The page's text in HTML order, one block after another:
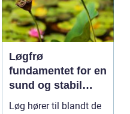
Løgfrø
fundamentet for en
sund og stabil
løgavl
Løg hører til blandt de